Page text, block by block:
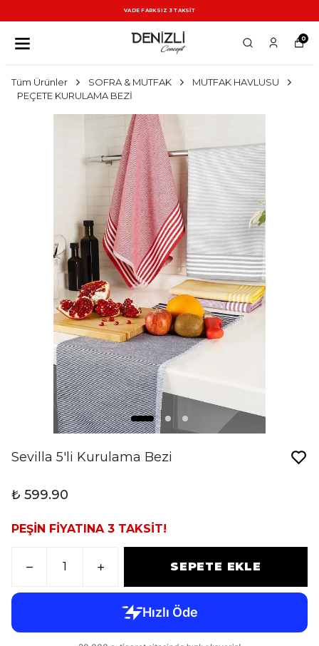
VADE FARKSIZ 3 TAKSİT
0
Tüm Ürünler SOFRA & MUTFAK
MUTFAK HAVLUSU
PEÇETE KURULAMA BEZİ
Sevilla 5'li Kurulama Bezi
₺ 599.90
PEŞİN FİYATINA 3 TAKSİT!
SEPETE EKLE